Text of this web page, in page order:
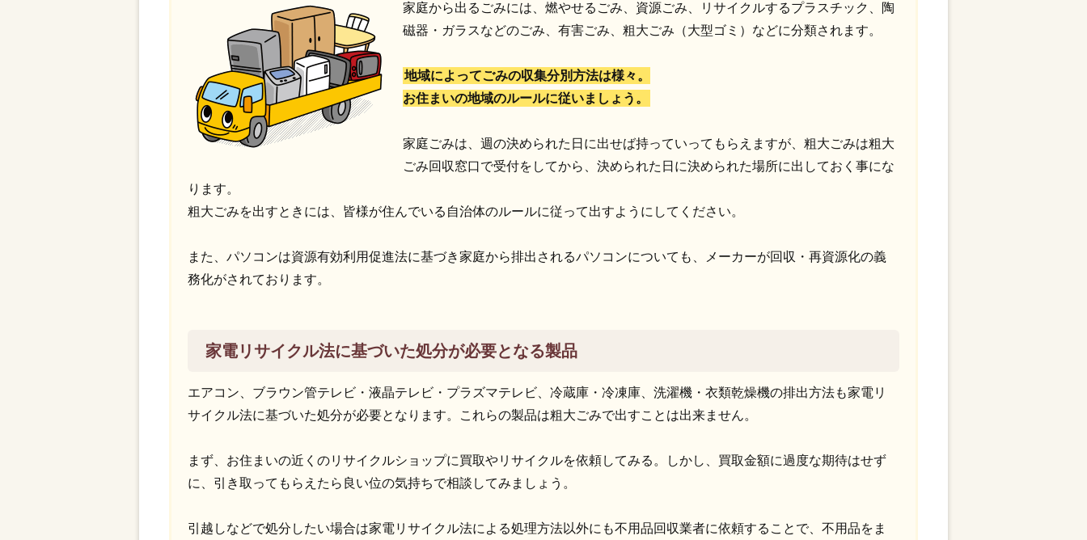
家庭から出るごみには、燃やせるごみ、資源ごみ、リサイクルするプラスチック、陶
磁器・ガラスなどのごみ、有害ごみ、粗大ごみ（大型ゴミ）などに分類されます。
地域によってごみの収集分別方法は様々。
お住まいの地域のルールに従いましょう。
家庭ごみは、週の決められた日に出せば持っていってもらえますが、粗大ごみは粗大
ごみ回収窓口で受付をしてから、決められた日に決められた場所に出しておく事にな
ります。
粗大ごみを出すときには、皆様が住んでいる自治体のルールに従って出すようにしてください。
また、パソコンは資源有効利用促進法に基づき家庭から排出されるパソコンについても、メーカーが回収・再資源化の義
務化がされております。
家電リサイクル法に基づいた処分が必要となる製品
エアコン、ブラウン管テレビ・液晶テレビ・プラズマテレビ、冷蔵庫・冷凍庫、洗濯機・衣類乾燥機の排出方法も家電リ
サイクル法に基づいた処分が必要となります。これらの製品は粗大ごみで出すことは出来ません。
まず、お住まいの近くのリサイクルショップに買取やリサイクルを依頼してみる。しかし、買取金額に過度な期待はせず
に、引き取ってもらえたら良い位の気持ちで相談してみましょう。
引越しなどで処分したい場合は家電リサイクル法による処理方法以外にも不用品回収業者に依頼することで、不用品をま